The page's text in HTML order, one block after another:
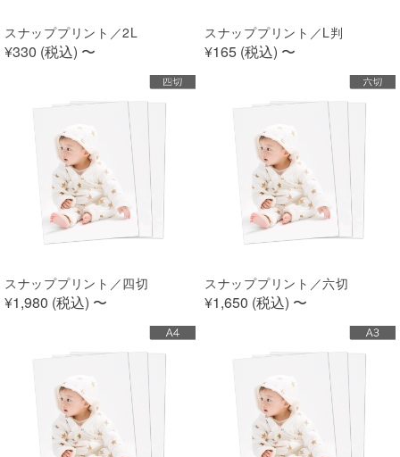
スナッププリント／2L
¥330 (税込) 〜
スナッププリント／L判
¥165 (税込) 〜
スナッププリント／四切
¥1,980 (税込) 〜
スナッププリント／六切
¥1,650 (税込) 〜